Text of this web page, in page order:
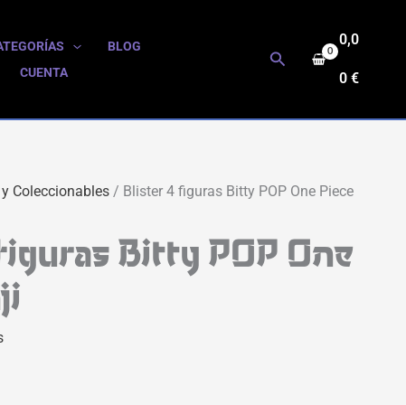
BLOG
CUENTA
Buscar
0,0
0€
Coleccionables / Blister 4 figuras Bitty POP One Piece
Bitty POP One